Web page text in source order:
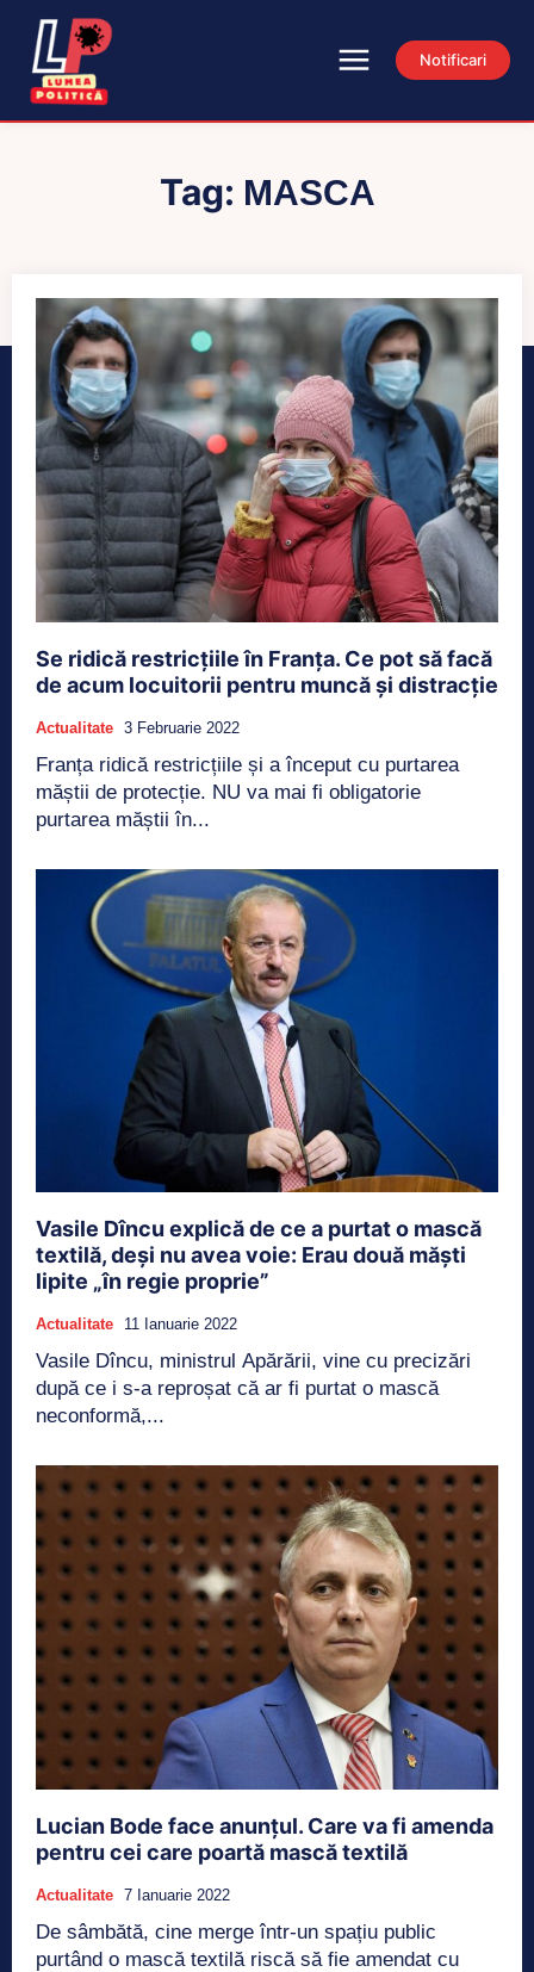
Notificari
Tag: MASCA
Se ridică restricțiile în Franța. Ce pot să facă
de acum locuitorii pentru muncă și distracție
Actualitate 3 Februarie 2022
Franța ridică restricțiile și a început cu purtarea
măștii de protecție. NU va mai fi obligatorie
purtarea măștii în...
Vasile Dîncu explică de ce a purtat o mască
textilă, deşi nu avea voie: Erau două măști
lipite „în regie proprie”
Actualitate 11 Ianuarie 2022
Vasile Dîncu, ministrul Apărării, vine cu precizări
după ce i s-a reproșat că ar fi purtat o mască
neconformă,...
Lucian Bode face anunțul. Care va fi amenda
pentru cei care poartă mască textilă
Actualitate 7 Ianuarie 2022
De sâmbătă, cine merge într-un spațiu public
purtând o mască textilă riscă să fie amendat cu